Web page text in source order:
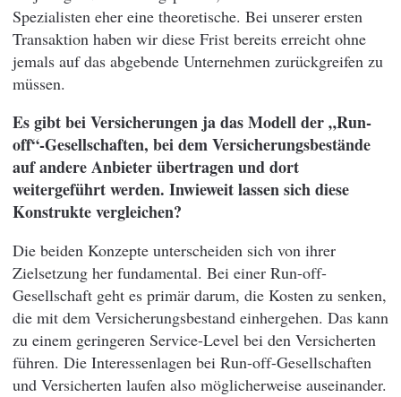
Spezialisten eher eine theoretische. Bei unserer ersten
Transaktion haben wir diese Frist bereits erreicht ohne
jemals auf das abgebende Unternehmen zurückgreifen zu
müssen.
Es gibt bei Versicherungen ja das Modell der „Run-
off“-Gesellschaften, bei dem Versicherungsbestände
auf andere Anbieter übertragen und dort
weitergeführt werden. Inwieweit lassen sich diese
Konstrukte vergleichen?
Die beiden Konzepte unterscheiden sich von ihrer
Zielsetzung her fundamental. Bei einer Run-off-
Gesellschaft geht es primär darum, die Kosten zu senken,
die mit dem Versicherungsbestand einhergehen. Das kann
zu einem geringeren Service-Level bei den Versicherten
führen. Die Interessenlagen bei Run-off-Gesellschaften
und Versicherten laufen also möglicherweise auseinander.